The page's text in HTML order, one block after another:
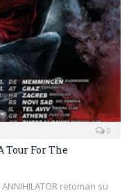
0
For The
retoman su